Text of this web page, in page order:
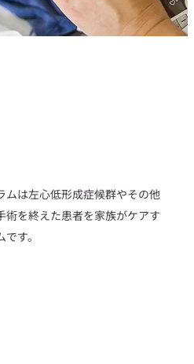
ムは左心低形成症候群やその他
術を終えた患者を家族がケアす
す。